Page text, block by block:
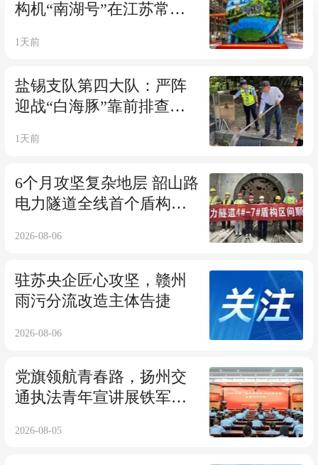
构机“南湖号”在江苏常熟
1天前
盐锡支队第四大队：严阵
迎战“白海豚”靠前排查保
1天前
6个月攻坚复杂地层 韶山路
电力隧道全线首个盾构区
2026-08-06
驻苏央企匠心攻坚，赣州
雨污分流改造主体告捷
2026-08-06
党旗领航青春路，扬州交
通执法青年宣讲展铁军风
2026-08-05